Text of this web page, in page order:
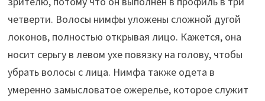
четверти. Волосы нимфы уложены сложной дугой
локонов, полностью открывая лицо. Кажется, она
носит серьгу в левом ухе повязку на голову, чтобы
убрать волосы с лица. Нимфа также одета в
умеренно замысловатое ожерелье, которое служит